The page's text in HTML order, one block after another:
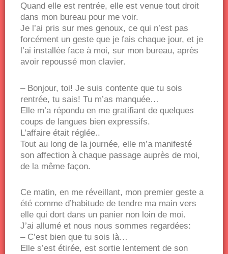
Quand elle est rentrée, elle est venue tout droit
dans mon bureau pour me voir.
Je l’ai pris sur mes genoux, ce qui n’est pas
forcément un geste que je fais chaque jour, et je
l’ai installée face à moi, sur mon bureau, après
avoir repoussé mon clavier.
– Bonjour, toi! Je suis contente que tu sois
rentrée, tu sais! Tu m’as manquée…
Elle m’a répondu en me gratifiant de quelques
coups de langues bien expressifs.
L’affaire était réglée..
Tout au long de la journée, elle m’a manifesté
son affection à chaque passage auprès de moi,
de la même façon.
Ce matin, en me réveillant, mon premier geste a
été comme d’habitude de tendre ma main vers
elle qui dort dans un panier non loin de moi.
J’ai allumé et nous nous sommes regardées:
– C’est bien que tu sois là…
Elle s’est étirée, est sortie lentement de son